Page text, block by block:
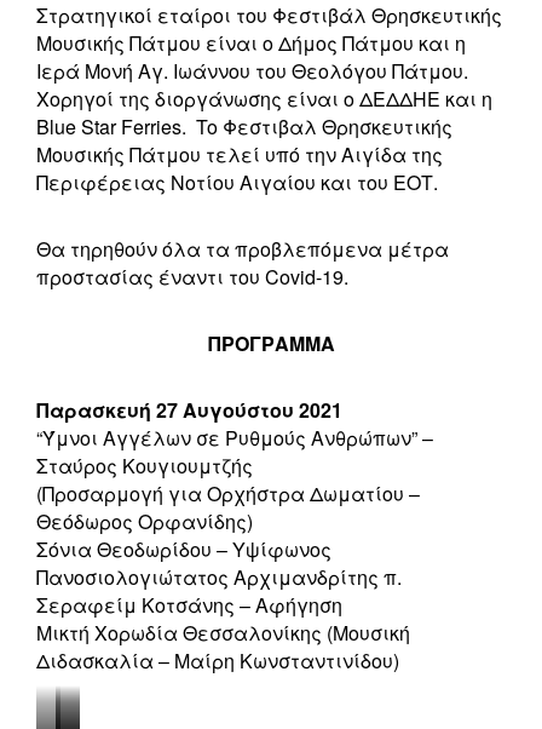
Στρατηγικοί εταίροι του Φεστιβάλ Θρησκευτικής
Μουσικής Πάτμου είναι ο Δήμος Πάτμου και η
Ιερά Μονή Αγ. Ιωάννου του Θεολόγου Πάτμου.
Χορηγοί της διοργάνωσης είναι ο ΔΕΔΔΗΕ και η
Blue Star Ferries. To Φεστιβαλ Θρησκευτικής
Μουσικής Πάτμου τελεί υπό την Αιγίδα της
Περιφέρειας Νοτίου Αιγαίου και του ΕΟΤ.
Θα τηρηθούν όλα τα προβλεπόμενα μέτρα
προστασίας έναντι του Covid-19.
ΠΡΟΓΡΑΜΜΑ
Παρασκευή 27 Αυγούστου 2021
“Ύμνοι Αγγέλων σε Ρυθμούς Ανθρώπων” –
Σταύρος Κουγιουμτζής
(Προσαρμογή για Ορχήστρα Δωματίου –
Θεόδωρος Ορφανίδης)
Σόνια Θεοδωρίδου – Υψίφωνος
Πανοσιολογιώτατος Αρχιμανδρίτης π.
Σεραφείμ Κοτσάνης – Αφήγηση
Μικτή Χορωδία Θεσσαλονίκης (Μουσική
Διδασκαλία – Μαίρη Κωνσταντινίδου)